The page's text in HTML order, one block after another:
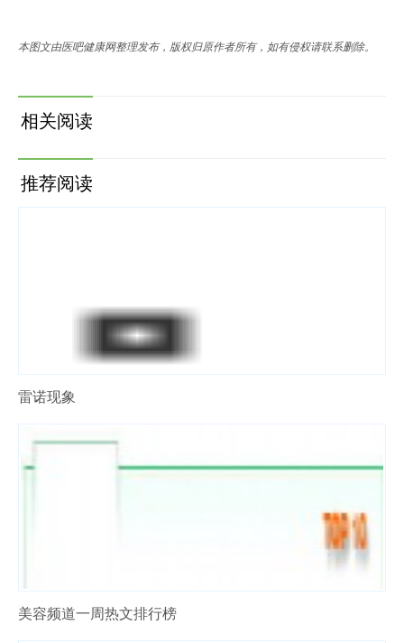
本图文由医吧健康网整理发布，版权归原作者所有，如有侵权请联系删除。
相关阅读
推荐阅读
雷诺现象
美容频道一周热文排行榜